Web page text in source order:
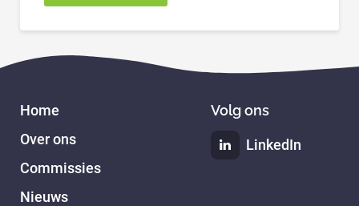
Home
Over ons
Commissies
Nieuws
Volg ons
LinkedIn